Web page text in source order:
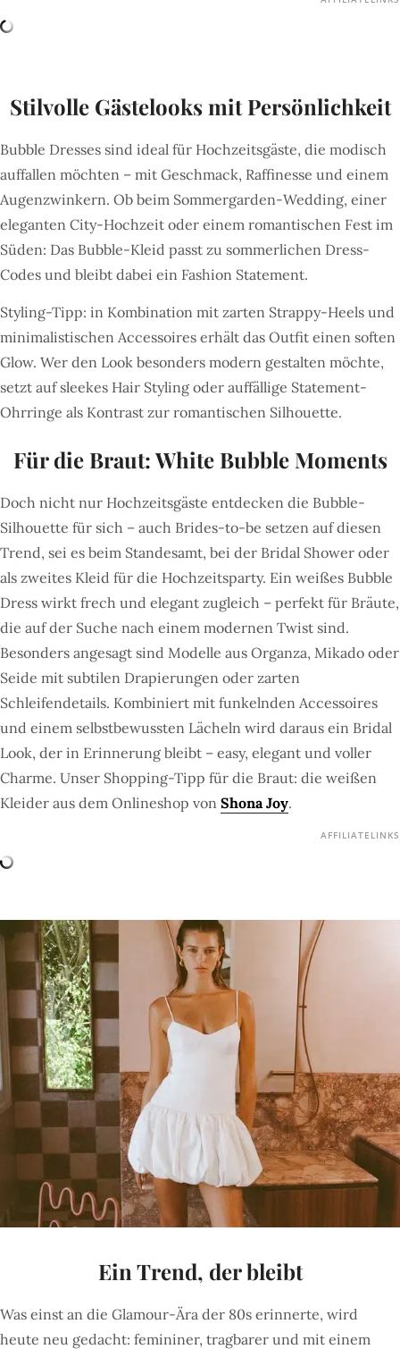
Stilvolle Gästelooks mit Persönlichkeit
Bubble Dresses sind ideal für Hochzeitsgäste, die modisch
auffallen möchten – mit Geschmack, Raffinesse und einem
Augenzwinkern. Ob beim Sommergarden-Wedding, einer
eleganten City-Hochzeit oder einem romantischen Fest im
Süden: Das Bubble-Kleid passt zu sommerlichen Dress-
Codes und bleibt dabei ein Fashion Statement.
Styling-Tipp: in Kombination mit zarten Strappy-Heels und
minimalistischen Accessoires erhält das Outfit einen soften
Glow. Wer den Look besonders modern gestalten möchte,
setzt auf sleekes Hair Styling oder auffällige Statement-
Ohrringe als Kontrast zur romantischen Silhouette.
Für die Braut: White Bubble Moments
Doch nicht nur Hochzeitsgäste entdecken die Bubble-
Silhouette für sich – auch Brides-to-be setzen auf diesen
Trend, sei es beim Standesamt, bei der Bridal Shower oder
als zweites Kleid für die Hochzeitsparty. Ein weißes Bubble
Dress wirkt frech und elegant zugleich – perfekt für Bräute,
die auf der Suche nach einem modernen Twist sind.
Besonders angesagt sind Modelle aus Organza, Mikado oder
Seide mit subtilen Drapierungen oder zarten
Schleifendetails. Kombiniert mit funkelnden Accessoires
und einem selbstbewussten Lächeln wird daraus ein Bridal
Look, der in Erinnerung bleibt – easy, elegant und voller
Charme. Unser Shopping-Tipp für die Braut: die weißen
Kleider aus dem Onlineshop von Shona Joy.
AFFILIATELINKS
Ein Trend, der bleibt
Was einst an die Glamour-Ära der 80s erinnerte, wird
heute neu gedacht: femininer, tragbarer und mit einem